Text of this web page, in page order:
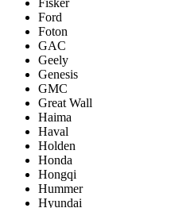
Ford
Foton
GAC
Geely
Genesis
GMC
Great Wall
Haima
Haval
Holden
Honda
Hongqi
Hummer
Hyundai